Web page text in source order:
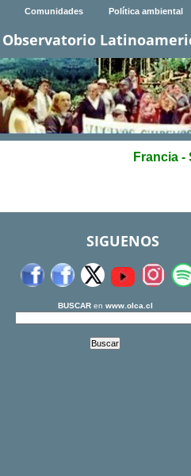
Comunidades Política ambiental
Observatorio
Francia -
SIGUENOS
BUSCARen www.olca.cl